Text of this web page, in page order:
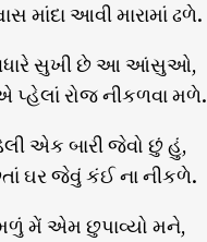
માંદા આવી મારામાં ઢળે.
વધારે સુખી છે આ આંસુઓ,
પ્હેલાં રોજ નીકળવા મળે.
એક બારી જેવો છું હું,
ઘર જેવું કંઈ ના નીકળે.
મેં એમ છુપાવ્યો મને,